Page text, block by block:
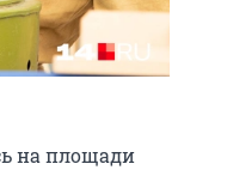
на площади